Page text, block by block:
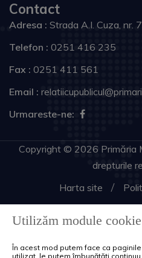
Contact
Adresa : Strada A.I. Cuza, nr.
Telefon : 0251 416 235
Fax : 0251 411 561
Email :
Urmareste-ne:
Copyright © 2026 Primăria
drepturile
Harta site
Utilizăm module cookie
În acest mod putem face ca
utilizat, le putem îmbunătăți